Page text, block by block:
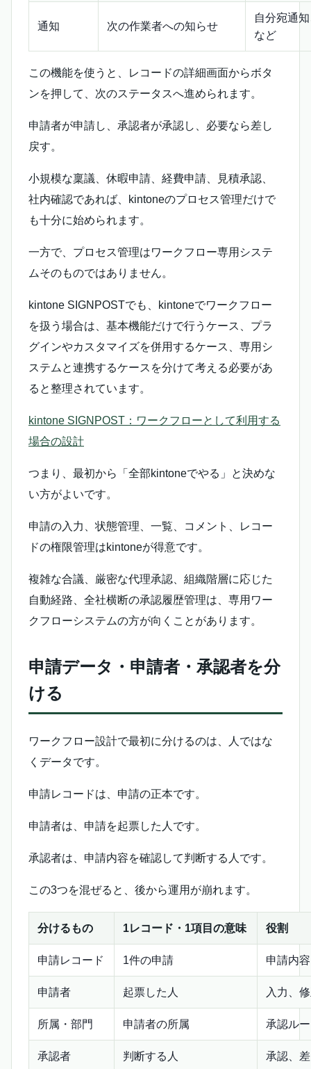
通知 次の作業者への知らせ
自分宛通
など
この機能を使うと、レコードの詳細画面からボタ
ンを押して、次のステータスへ進められます。
申請者が申請し、承認者が承認し、必要なら差し
戻す。
小規模な稟議、休暇申請、経費申請、見積承認、
社内確認であれば、kintoneのプロセス管理だけで
も十分に始められます。
一方で、プロセス管理はワークフロー専用システ
ムそのものではありません。
kintone SIGNPOSTでも、kintoneでワークフロー
を扱う場合は、基本機能だけで行うケース、プラ
グインやカスタマイズを併用するケース、専用シ
ステムと連携するケースを分けて考える必要があ
ると整理されています。
kintone SIGNPOST：ワークフローとして利用する
場合の設計
つまり、最初から「全部kintoneでやる」と決めな
い方がよいです。
申請の入力、状態管理、一覧、コメント、レコー
ドの権限管理はkintoneが得意です。
複雑な合議、厳密な代理承認、組織階層に応じた
自動経路、全社横断の承認履歴管理は、専用ワー
クフローシステムの方が向くことがあります。
申請データ・申請者・承認者を分
ける
ワークフロー設計で最初に分けるのは、人ではな
くデータです。
申請レコードは、申請の正本です。
申請者は、申請を起票した人です。
承認者は、申請内容を確認して判断する人です。
この3つを混ぜると、後から運用が崩れます。
分けるもの 1レコード・1項目の意味 役割
申請レコード 1件の申請 申請内
申請者 起票した人 入力、
所属・部門 申請者の所属 承認ル
承認者 判断する人 承認、